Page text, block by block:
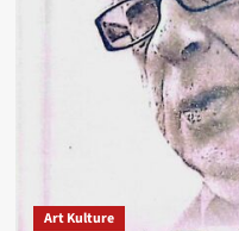
Art Kulture